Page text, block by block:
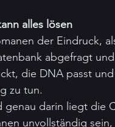
alles lösen
der Eindruck,
abgefragt
die DNA passt
zu tun.
genau darin liegt die
unvollständig